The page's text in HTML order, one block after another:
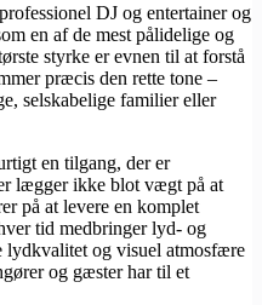
DJ og entertainer og
en af de mest pålidelige og
styrke er evnen til at forstå
præcis den rette tone –
selskabelige familier eller
en tilgang, der er
lægger ikke blot vægt på at
på at levere en komplet
tid medbringer lyd- og
lydkvalitet og visuel atmosfære
og gæster har til et